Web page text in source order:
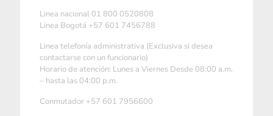
Linea nacional 01 800 0520808
Linea Bogotá +57 601 7456788
Linea telefonía administrativa (Exclusiva si desea
contactarse con un funcionario)
Horario de atención: Lunes a Viernes Desde 08:00 a.m.
– hasta las 04:00 p.m.
Conmutador +57 601 7956600